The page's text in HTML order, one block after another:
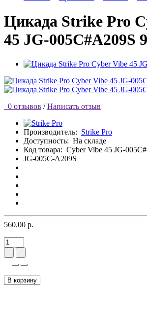
Цикада Strike Pro
45 JG-005C#A209S
0 отзывов / Написать отзыв
Производитель: Strike Pro
Доступность: На складе
Код товара: Cyber Vibe 45 JG-
JG-005C-A209S
560.00 р.
В корзину